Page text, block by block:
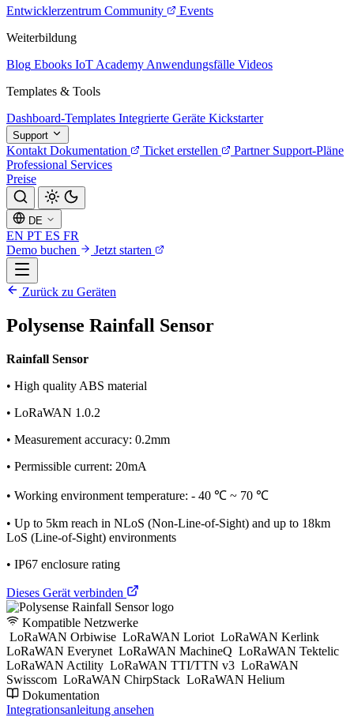
Entwicklerzentrum Community
Events
Weiterbildung
Blog Ebooks IoT Academy Anwendungsfälle Videos
Templates & Tools
Dashboard-Templates Integrierte Geräte Kickstarter
Support
Kontakt Dokumentation Ticket erstellen Partner Support-Pläne
Professional Services
Preise
DE
EN PT ES FR
Demo buchen
Jetzt starten
Zurück zu Geräten
Polysense Rainfall Sensor
Rainfall Sensor
• High quality ABS material
• LoRaWAN 1.0.2
• Measurement accuracy: 0.2mm
• Permissible current: 20mA
• Working environment temperature: - 40 ℃ ~ 70 ℃
• Up to 5km reach in NLoS (Non-Line-of-Sight) and up to 18km
LoS (Line-of-Sight) environments
• IP67 enclosure rating
Dieses Gerät verbinden
Kompatible Netzwerke
LoRaWAN Orbiwise LoRaWAN Loriot LoRaWAN Kerlink
LoRaWAN Everynet LoRaWAN MachineQ LoRaWAN Tektelic
LoRaWAN Actility LoRaWAN TTI/TTN v3 LoRaWAN
Swisscom LoRaWAN ChirpStack LoRaWAN Helium
Dokumentation
Integrationsanleitung ansehen